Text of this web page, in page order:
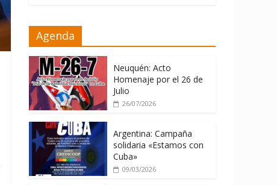
La ONU condena
contra Cuba
06/08/2026
Agenda
Neuquén: Acto
Homenaje por el 26 de
Julio
26/07/2026
Argentina: Campaña
solidaria «Estamos con
Cuba»
09/03/2026